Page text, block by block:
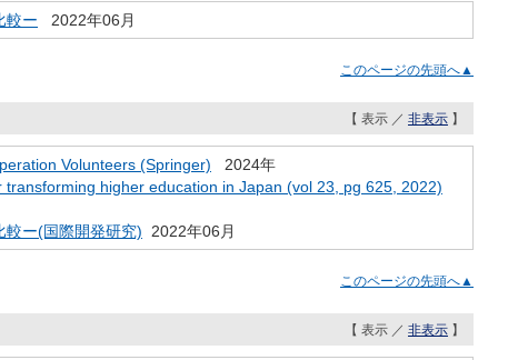
較ー 2022年06月
このページの先頭へ▲
【 表示 ／ 非表示 】
Volunteers (Springer) 2024年
higher education in Japan (vol 23, pg 625, 2022)
較ー(国際開発研究) 2022年06月
このページの先頭へ▲
【 表示 ／ 非表示 】